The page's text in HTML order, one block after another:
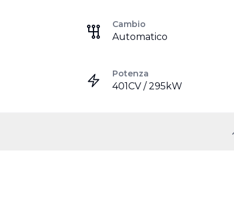
Cambio
Automatico
Potenza
401CV / 295kW